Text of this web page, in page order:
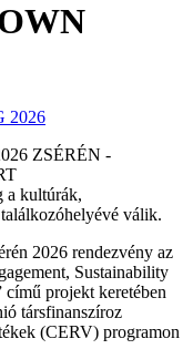
ZSÉRÉN -
a kultúrák,
válik.
2026 rendezvény az
Sustainability
projekt keretében
társfinanszíroz
(CERV) programon